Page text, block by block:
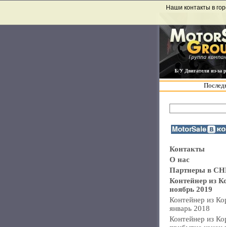
Б/У Двигатели из-за
Наши контакты в
Контакты
О нас
Партнеры в
Контейнер из
ноябрь 2019
Контейнер из
январь 2018
Контейнер из